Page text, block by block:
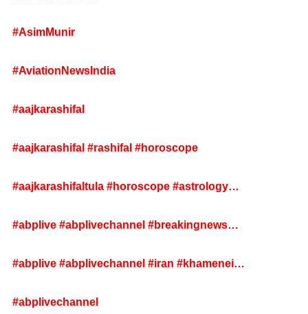
#AsimMunir
#AviationNewsIndia
#aajkarashifal
#aajkarashifal #rashifal #horoscope
#aajkarashifaltula #horoscope #astrology
#abplive #abplivechannel #breakingnews
#TrumpPutinMeet #MissileStrike #UkraineUnderAttack
#RussiaStrikesUkraine #GeopoliticalCrisis
#abplive #abplivechannel #iran #khamenei
#abplivechannel